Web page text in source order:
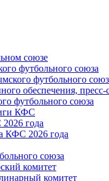
союзе
футбольного союза
футбольного
обеспечения, пресс-
футбольного союза
КФС
года
КФС 2026 года
союза
комитет
комитет